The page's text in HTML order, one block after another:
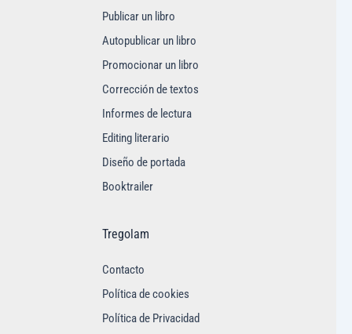
Publicar un libro
Autopublicar un libro
Promocionar un libro
Corrección de textos
Informes de lectura
Editing literario
Diseño de portada
Booktrailer
Tregolam
Contacto
Política de cookies
Política de Privacidad